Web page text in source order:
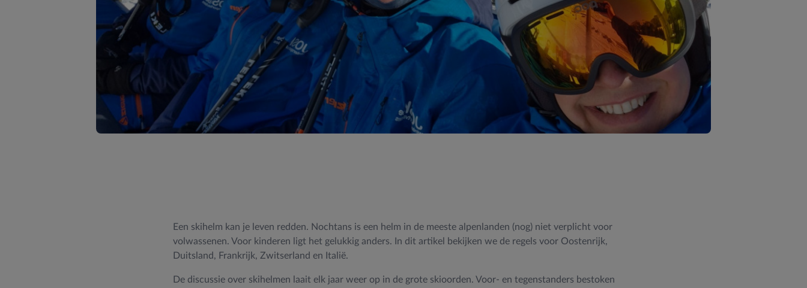
Een skihelm kan je leven redden. Nochtans is een helm in de meeste alpenlanden (nog) niet verplicht voor
volwassenen. Voor kinderen ligt het gelukkig anders. In dit artikel bekijken we de regels voor Oostenrijk,
Duitsland, Frankrijk, Zwitserland en Italië.
De discussie over skihelmen laait elk jaar weer op in de grote skioorden. Voor- en tegenstanders bestoken